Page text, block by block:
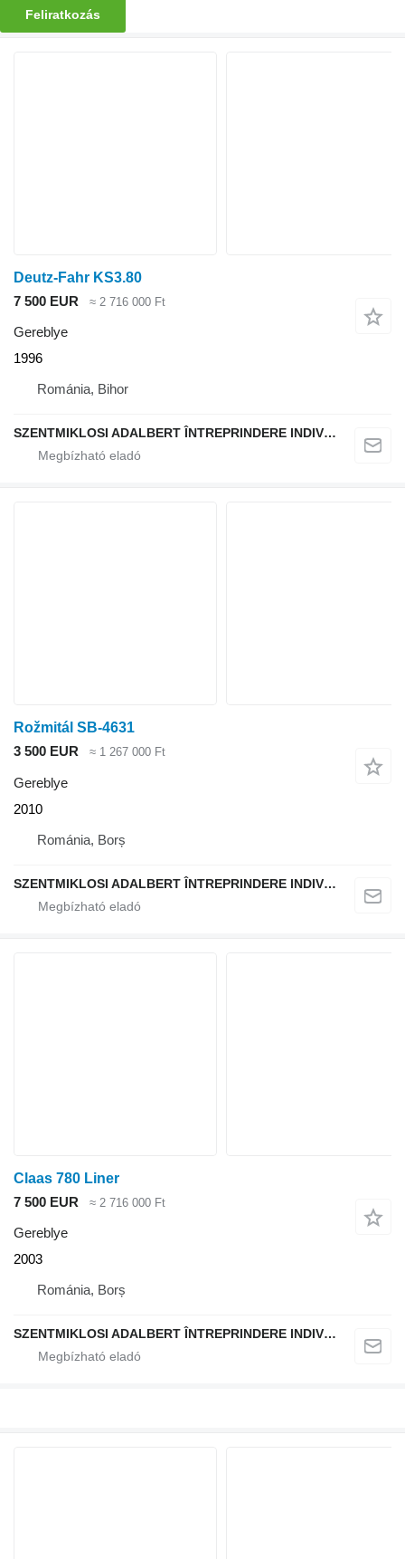
Feliratkozás
Deutz-Fahr KS3.80
7 500 EUR
≈ 2 716 000 Ft
Gereblye
1996
Románia, Bihor
SZENTMIKLOSI ADALBERT ÎNTREPRINDERE INDIVIDUALĂ
Rožmitál SB-4631
3 500 EUR
≈ 1 267 000 Ft
Gereblye
2010
Románia, Borș
SZENTMIKLOSI ADALBERT ÎNTREPRINDERE INDIVIDUALĂ
Claas 780 Liner
7 500 EUR
≈ 2 716 000 Ft
Gereblye
2003
Románia, Borș
SZENTMIKLOSI ADALBERT ÎNTREPRINDERE INDIVIDUALĂ